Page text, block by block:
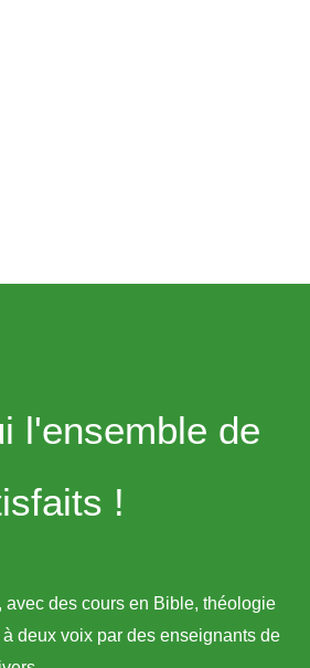
l'ensemble de
!
des cours en Bible, théologie
deux voix par des enseignants de